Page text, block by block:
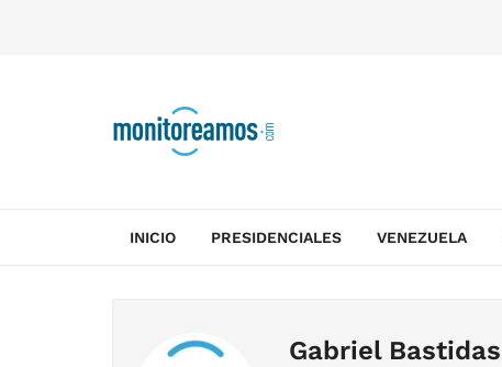
INICIO PRESIDENCIALES VENEZUELA
Gabriel Bastidas